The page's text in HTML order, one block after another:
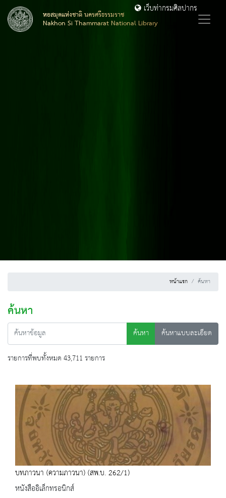
หอสมุดแห่งชาติ นครศรีธรรมราช
Nakhon Si Thammarat National Library
เว็บท่ากรมศิลปากร
หน้าแรก ค้นหา
ค้นหา
ค้นหา
ค้นหาแบบละเอียด
รายการที่พบทั้งหมด 43,711 รายการ
บทภาวนา (ความภาวนา) (สพ.บ. 262/1)
หนังสืออิเล็กทรอนิกส์